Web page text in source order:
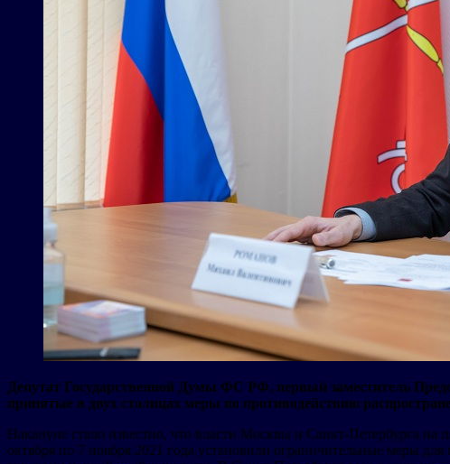
Депутат Государственной Думы ФС РФ, первый заместитель
принятые в двух столицах меры по противодействию
Накануне стало известно, что власти Москвы и Санкт-Петербурга
октября по 7 ноября 2021 года установили ограничительные меры